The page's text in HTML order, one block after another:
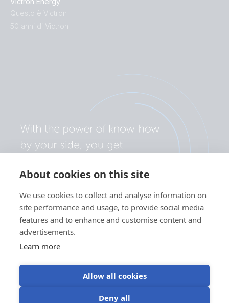
About cookies on this site
We use cookies to collect and analyse information on
site performance and usage, to provide social media
features and to enhance and customise content and
advertisements.
Learn more
Allow all cookies
Deny all
Questo è Victron
50 anni di Victron
Preferenze cookie